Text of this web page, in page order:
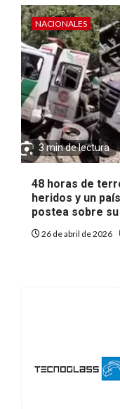
NACIONALES
3 min de lectura
48 horas de
heridos y un
postea sobre
26 de abril de 2026